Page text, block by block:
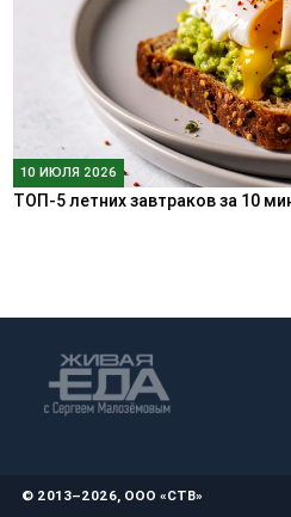
10 ИЮЛЯ 2026
ТОП-5 летних завтраков за 10
© 2013–2026, ООО «СТВ»